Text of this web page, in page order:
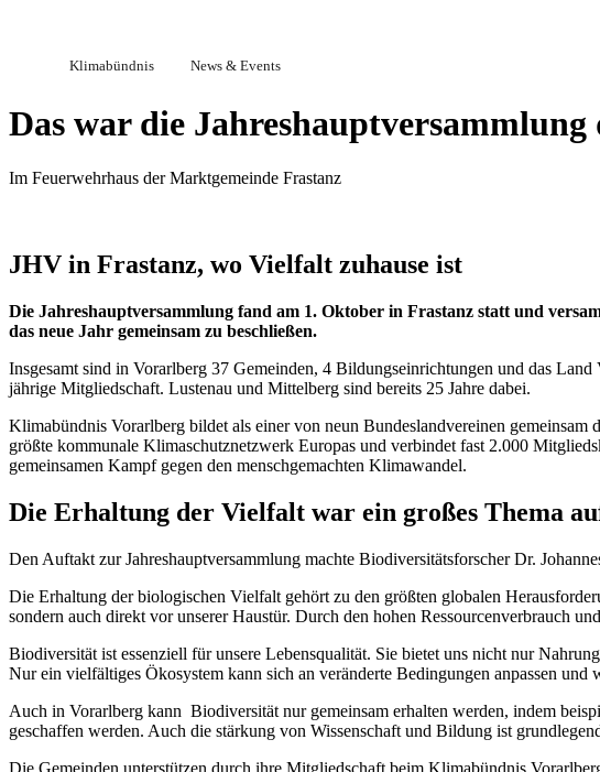
Klimabündnis News & Events
Das war die
Im Feuerwehrhaus der Marktgemeinde Frastanz
JHV in Frastanz, wo Vielfalt zuhause ist
Die Jahreshauptversammlung fand am 1. Oktober in Frastanz statt und
das neue Jahr gemeinsam zu beschließen.
Insgesamt sind in Vorarlberg 37 Gemeinden, 4 Bildungseinrichtungen und das
jährige Mitgliedschaft. Lustenau und Mittelberg sind bereits 25 Jahre dabei.
Klimabündnis Vorarlberg bildet als einer von neun Bundeslandvereinen
größte kommunale Klimaschutznetzwerk Europas und verbindet fast 2.000
gemeinsamen Kampf gegen den menschgemachten Klimawandel.
Die Erhaltung der Vielfalt war ein großes Thema
Den Auftakt zur Jahreshauptversammlung machte Biodiversitätsforscher Dr.
Die Erhaltung der biologischen Vielfalt gehört zu den größten globalen
sondern auch direkt vor unserer Haustür. Durch den hohen Ressourcenverbrauch
Biodiversität ist essenziell für unsere Lebensqualität. Sie bietet uns nicht nur
Nur ein vielfältiges Ökosystem kann sich an veränderte Bedingungen anpassen
Auch in Vorarlberg kann Biodiversität nur gemeinsam erhalten werden, indem
geschaffen werden. Auch die stärkung von Wissenschaft und Bildung ist
Die Gemeinden unterstützen durch ihre Mitgliedschaft beim Klimabündnis